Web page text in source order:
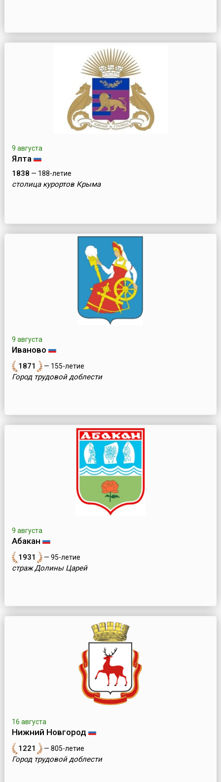
9 августа
Ялта
1838 — 188-летие
столица курортов Крыма
9 августа
Иваново
1871 — 155-летие
Город трудовой доблести
9 августа
Абакан
1931 — 95-летие
страж Долины Царей
16 августа
Нижний Новгород
1221 — 805-летие
Город трудовой доблести